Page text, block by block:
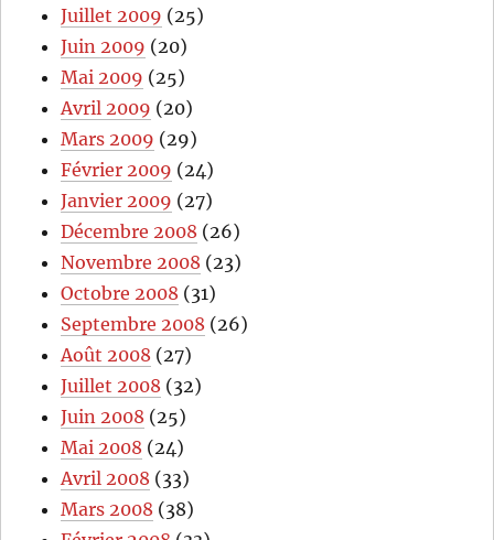
Juillet 2009 (25)
Juin 2009 (20)
Mai 2009 (25)
Avril 2009 (20)
Mars 2009 (29)
Février 2009 (24)
Janvier 2009 (27)
Décembre 2008 (26)
Novembre 2008 (23)
Octobre 2008 (31)
Septembre 2008 (26)
Août 2008 (27)
Juillet 2008 (32)
Juin 2008 (25)
Mai 2008 (24)
Avril 2008 (33)
Mars 2008 (38)